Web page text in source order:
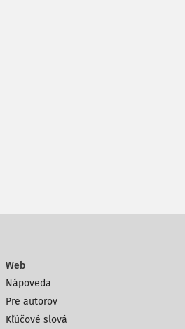
Web
Nápoveda
Pre autorov
Kľúčové slová